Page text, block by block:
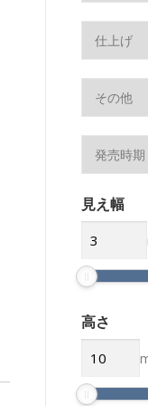
見え幅
高さ